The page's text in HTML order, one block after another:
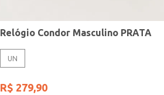
Relógio Condor Masculino PRATA
UN
R$ 279,90